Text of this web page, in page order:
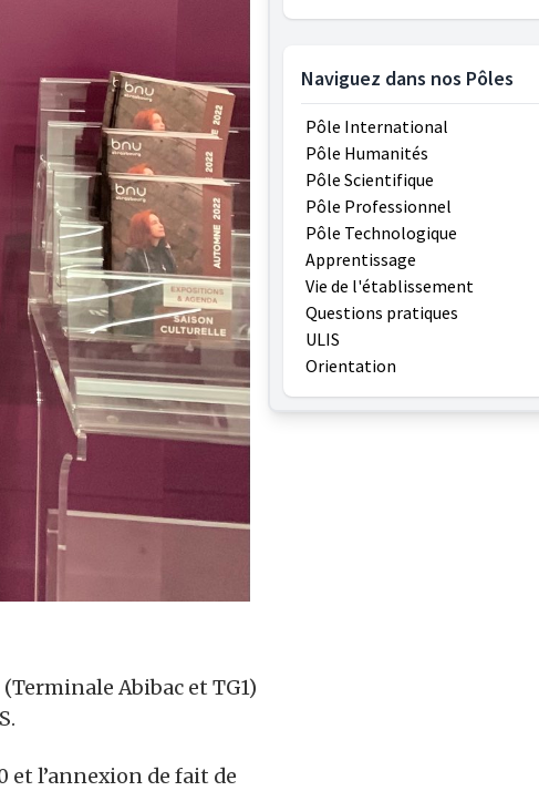
Abibac et TG1)
et l’annexion de fait de
Naviguez dans nos Pôles
Pôle International
Pôle Humanités
Pôle Scientifique
Pôle Professionnel
Pôle Technologique
Apprentissage
Vie de l'établissement
Questions pratiques
ULIS
Orientation